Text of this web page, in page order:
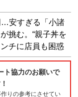
…安すぎる「小諸
挑む。“親子丼を
チに店員も困惑